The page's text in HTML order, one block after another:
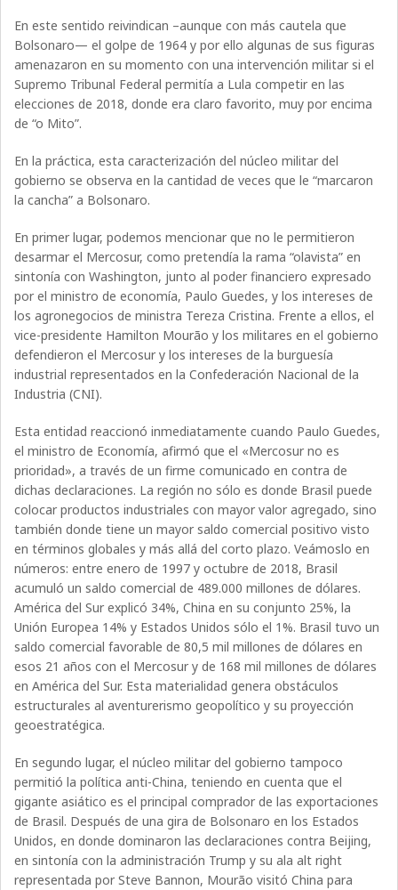
En este sentido reivindican –aunque con más cautela que
Bolsonaro— el golpe de 1964 y por ello algunas de sus figuras
amenazaron en su momento con una intervención militar si el
Supremo Tribunal Federal permitía a Lula competir en las
elecciones de 2018, donde era claro favorito, muy por encima
de “o Mito”.
En la práctica, esta caracterización del núcleo militar del
gobierno se observa en la cantidad de veces que le “marcaron
la cancha” a Bolsonaro.
En primer lugar, podemos mencionar que no le permitieron
desarmar el Mercosur, como pretendía la rama “olavista” en
sintonía con Washington, junto al poder financiero expresado
por el ministro de economía, Paulo Guedes, y los intereses de
los agronegocios de ministra Tereza Cristina. Frente a ellos, el
vice-presidente Hamilton Mourão y los militares en el gobierno
defendieron el Mercosur y los intereses de la burguesía
industrial representados en la Confederación Nacional de la
Industria (CNI).
Esta entidad reaccionó inmediatamente cuando Paulo Guedes,
el ministro de Economía, afirmó que el «Mercosur no es
prioridad», a través de un firme comunicado en contra de
dichas declaraciones. La región no sólo es donde Brasil puede
colocar productos industriales con mayor valor agregado, sino
también donde tiene un mayor saldo comercial positivo visto
en términos globales y más allá del corto plazo. Veámoslo en
números: entre enero de 1997 y octubre de 2018, Brasil
acumuló un saldo comercial de 489.000 millones de dólares.
América del Sur explicó 34%, China en su conjunto 25%, la
Unión Europea 14% y Estados Unidos sólo el 1%. Brasil tuvo un
saldo comercial favorable de 80,5 mil millones de dólares en
esos 21 años con el Mercosur y de 168 mil millones de dólares
en América del Sur. Esta materialidad genera obstáculos
estructurales al aventurerismo geopolítico y su proyección
geoestratégica.
En segundo lugar, el núcleo militar del gobierno tampoco
permitió la política anti-China, teniendo en cuenta que el
gigante asiático es el principal comprador de las exportaciones
de Brasil. Después de una gira de Bolsonaro en los Estados
Unidos, en donde dominaron las declaraciones contra Beijing,
en sintonía con la administración Trump y su ala alt right
representada por Steve Bannon, Mourão visitó China para